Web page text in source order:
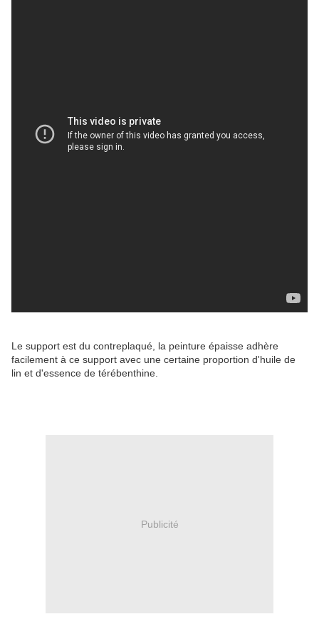
Le support est du contreplaqué, la peinture épaisse adhère
facilement à ce support avec une certaine proportion d'huile de
lin et d'essence de térébenthine.
Publicité